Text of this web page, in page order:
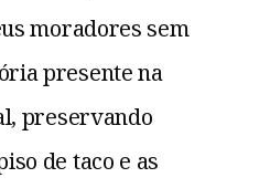
moradores sem
presente na
preservando
de taco e as